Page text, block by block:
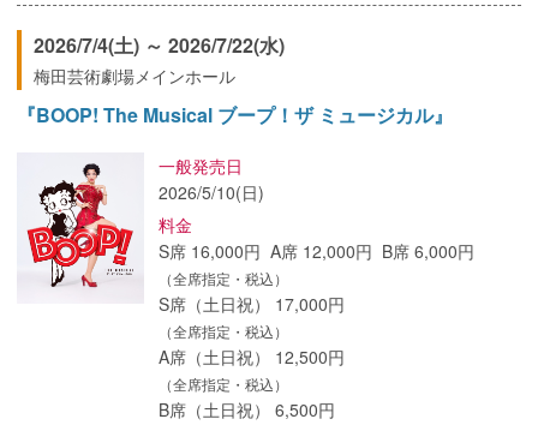
2026/7/4(土) ～ 2026/7/22(水)
梅田芸術劇場メインホール
『BOOP! The Musical ブープ！ザ ミュージカル』
一般発売日
2026/5/10(日)
料金
S席 16,000円 A席 12,000円 B席 6,000円
（全席指定・税込）
S席（土日祝） 17,000円
（全席指定・税込）
A席（土日祝） 12,500円
（全席指定・税込）
B席（土日祝） 6,500円